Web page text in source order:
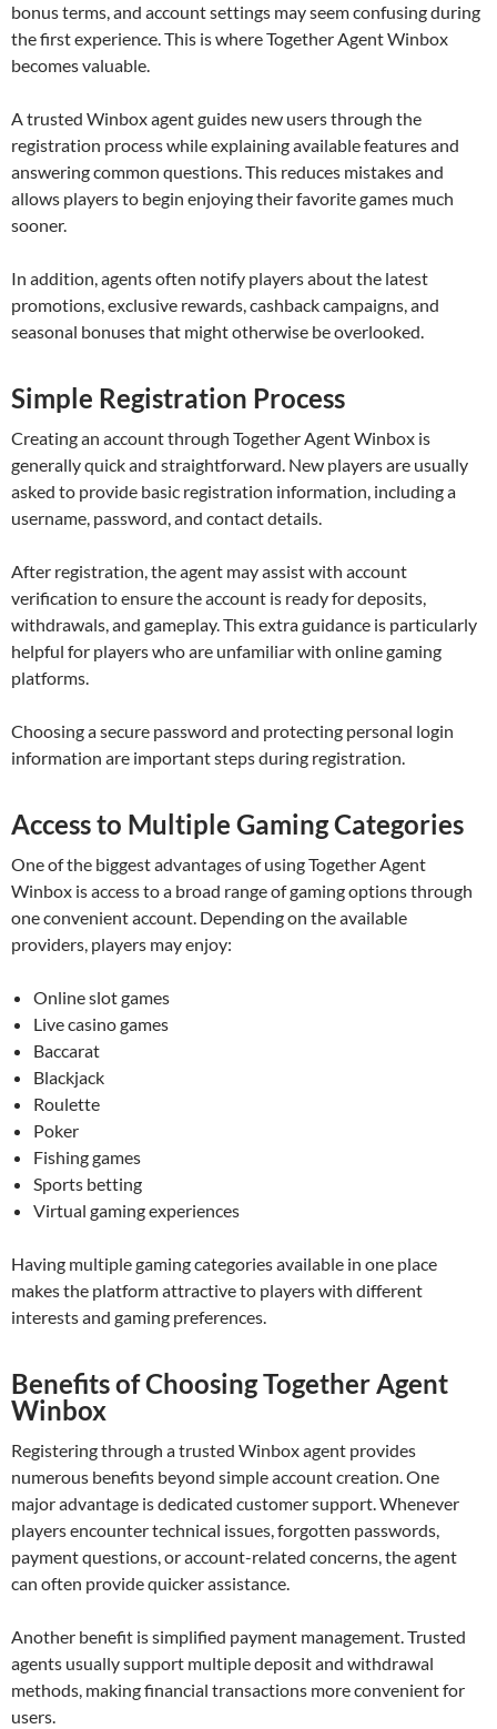
bonus terms, and account settings may seem confusing during
the first experience. This is where Together Agent Winbox
becomes valuable.
A trusted Winbox agent guides new users through the
registration process while explaining available features and
answering common questions. This reduces mistakes and
allows players to begin enjoying their favorite games much
sooner.
In addition, agents often notify players about the latest
promotions, exclusive rewards, cashback campaigns, and
seasonal bonuses that might otherwise be overlooked.
Simple Registration Process
Creating an account through Together Agent Winbox is
generally quick and straightforward. New players are usually
asked to provide basic registration information, including a
username, password, and contact details.
After registration, the agent may assist with account
verification to ensure the account is ready for deposits,
withdrawals, and gameplay. This extra guidance is particularly
helpful for players who are unfamiliar with online gaming
platforms.
Choosing a secure password and protecting personal login
information are important steps during registration.
Access to Multiple Gaming Categories
One of the biggest advantages of using Together Agent
Winbox is access to a broad range of gaming options through
one convenient account. Depending on the available
providers, players may enjoy:
Online slot games
Live casino games
Baccarat
Blackjack
Roulette
Poker
Fishing games
Sports betting
Virtual gaming experiences
Having multiple gaming categories available in one place
makes the platform attractive to players with different
interests and gaming preferences.
Benefits of Choosing Together Agent
Winbox
Registering through a trusted Winbox agent provides
numerous benefits beyond simple account creation. One
major advantage is dedicated customer support. Whenever
players encounter technical issues, forgotten passwords,
payment questions, or account-related concerns, the agent
can often provide quicker assistance.
Another benefit is simplified payment management. Trusted
agents usually support multiple deposit and withdrawal
methods, making financial transactions more convenient for
users.